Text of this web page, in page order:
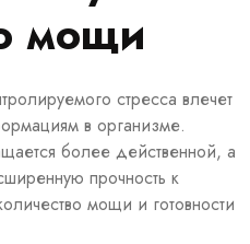
мощи
стресса влечет
в организме.
более действенной, а
прочность к
мощи и готовности